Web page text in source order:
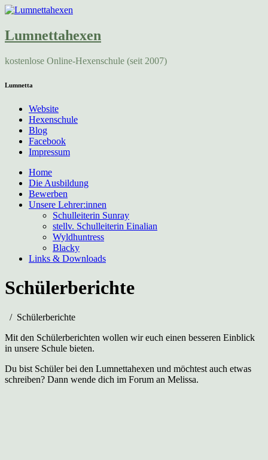
Lumnettahexen
kostenlose Online-Hexenschule (seit 2007)
Lumnetta
Website
Hexenschule
Blog
Facebook
Impressum
Home
Die Ausbildung
Bewerben
Unsere Lehrer:innen
Schulleiterin Sunray
stellv. Schulleiterin Einalian
Wyldhuntress
Blacky
Links & Downloads
Schülerberichte
Schülerberichte
Mit den Schülerberichten wollen wir euch einen besseren Einblick
in unsere Schule bieten.
Du bist Schüler bei den Lumnettahexen und möchtest auch etwas
schreiben? Dann wende dich im Forum an Melissa.